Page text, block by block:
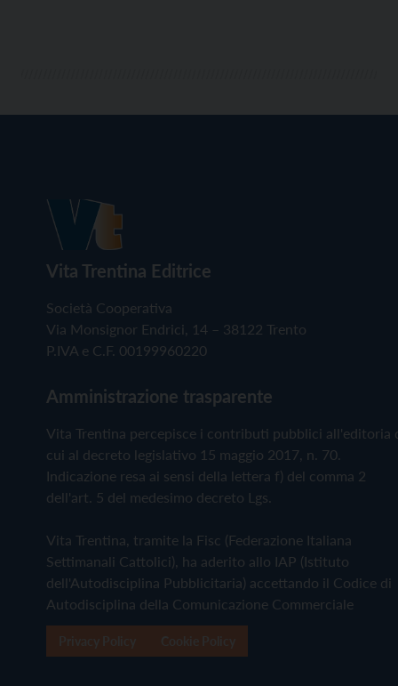
Vita Trentina Editrice
Società Cooperativa
Via Monsignor Endrici, 14 – 38122 Trento
P.IVA e C.F. 00199960220
Amministrazione trasparente
Vita Trentina percepisce i contributi pubblici all'editoria
cui al decreto legislativo 15 maggio 2017, n. 70.
Indicazione resa ai sensi della lettera f) del comma 2
dell'art. 5 del medesimo decreto Lgs.
Vita Trentina, tramite la Fisc (Federazione Italiana
Settimanali Cattolici), ha aderito allo IAP (Istituto
dell'Autodisciplina Pubblicitaria) accettando il Codice di
Autodisciplina della Comunicazione Commerciale